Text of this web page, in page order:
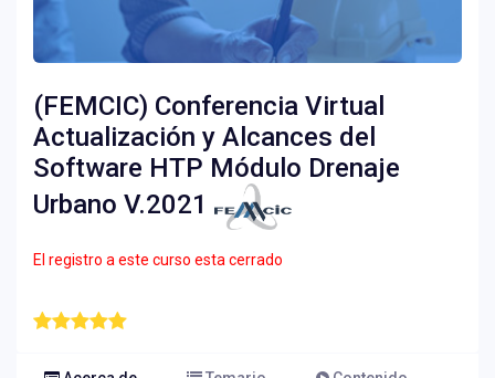
(FEMCIC) Conferencia Virtual
Actualización y Alcances del
Software HTP Módulo Drenaje
Urbano V.2021
El registro a este curso esta cerrado